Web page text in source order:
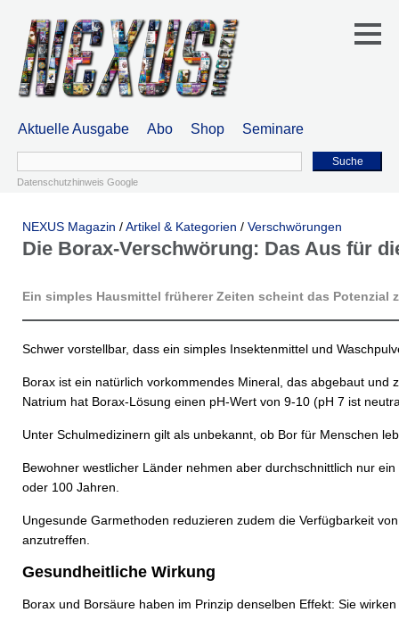
Aktuelle Ausgabe Abo Shop Seminare
Suche
Datenschutzhinweis Google
NEXUS Magazin /Artikel & Kategorien / Verschwörungen
Die Borax-Verschwörung: Das Aus für
Ein simples Hausmittel früherer Zeiten scheint das
Schwer vorstellbar, dass ein simples Insektenmittel und
Borax ist ein natürlich vorkommendes Mineral, das abgebaut
Natrium hat Borax-Lösung einen pH-Wert von 9-10 (pH 7 ist
Unter Schulmedizinern gilt als unbekannt, ob Bor für Menschen
Bewohner westlicher Länder nehmen aber durchschnittlich nur
oder 100 Jahren.
Ungesunde Garmethoden reduzieren zudem die Verfügbarkeit
anzutreffen.
Gesundheitliche Wirkung
Borax und Borsäure haben im Prinzip denselben Effekt: Sie